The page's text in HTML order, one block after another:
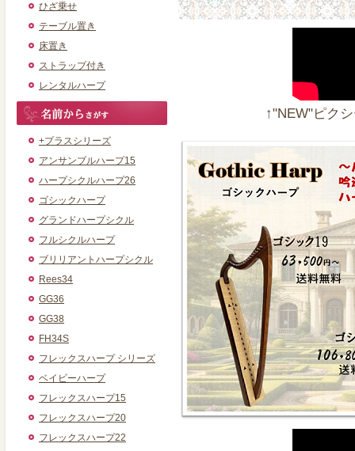
ひざ乗せ
テーブル置き
床置き
ストラップ付き
レンタルハープ
+プラスシリーズ
アンサンブルハープ15
ハープシクルハープ26
ゴシックハープ
グランドハープシクル
フルシクルハープ
ブリリアントハープシクル
Rees34
GG36
GG38
FH34S
フレックスハープ シリーズ
ベイビーハープ
フレックスハープ15
フレックスハープ20
フレックスハープ22
↑"NEW"ピク